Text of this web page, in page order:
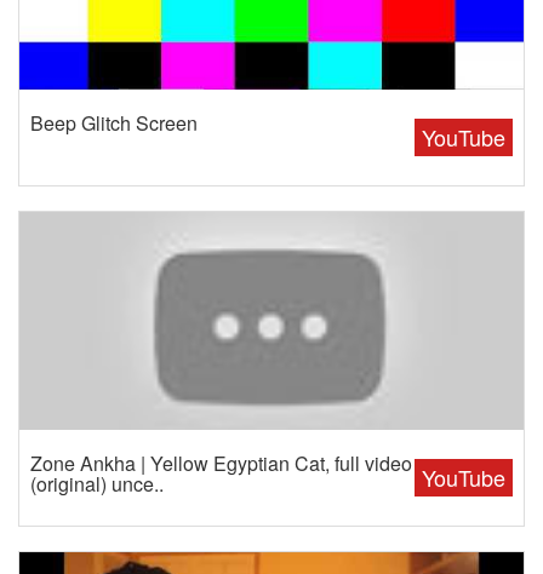
YouTube
Beep Glitch Screen
YouTube
Zone Ankha | Yellow Egyptian Cat, full video
(original) unce..